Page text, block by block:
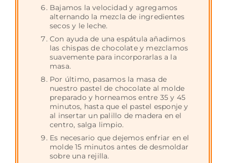
Bajamos la velocidad y agregamos
alternando la mezcla de ingredientes
secos y le leche.
Con ayuda de una espátula añadimos
las chispas de chocolate y mezclamos
suavemente para incorporarlas a la
masa.
Por último, pasamos la masa de
nuestro pastel de chocolate al molde
preparado y horneamos entre 35 y 45
minutos, hasta que el pastel esponje y
al insertar un palillo de madera en el
centro, salga limpio.
Es necesario que dejemos enfriar en el
molde 15 minutos antes de desmoldar
sobre una rejilla.